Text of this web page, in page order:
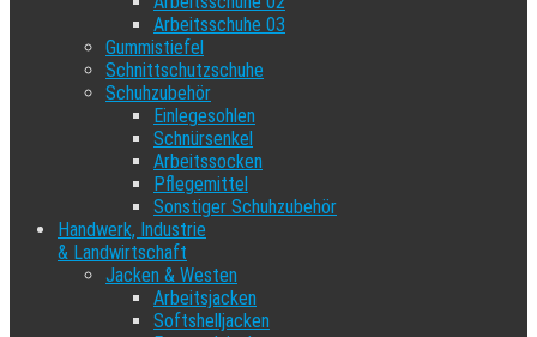
Arbeitsschuhe 03
Gummistiefel
Schnittschutzschuhe
Schuhzubehör
Einlegesohlen
Schnürsenkel
Arbeitssocken
Pflegemittel
Sonstiger Schuhzubehör
Handwerk, Industrie
& Landwirtschaft
Jacken & Westen
Arbeitsjacken
Softshelljacken